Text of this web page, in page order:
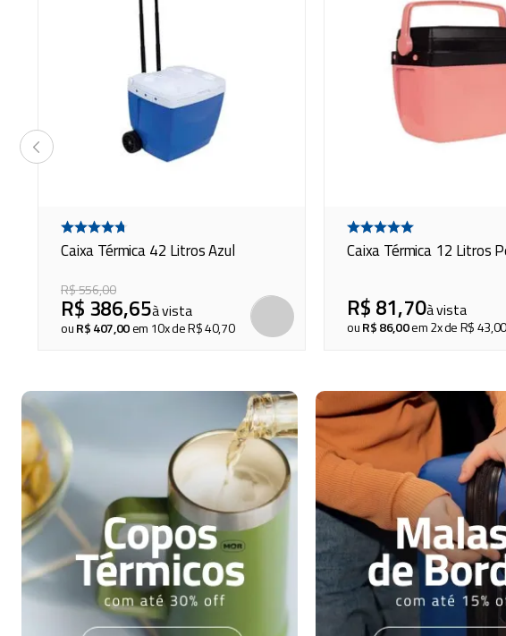
COMPRAR COMPRAR
Caixa Térmica 42 Litros Azul
R$556,00
R$ 386,65à vista
ouR$407,00em 10x deR$40,70
Caixa Térmica 12 Litros
R$ 81,70à vista
ouR$86,00em2x deR$43,00